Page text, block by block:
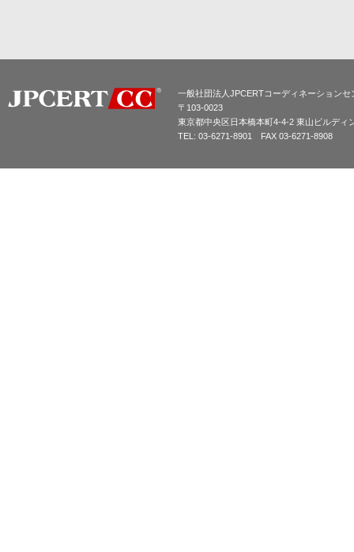
一般社団法人JPCERTコーディネーションセ
〒103-0023
東京都中央区日本橋本町4-4-2 東山ビルディ
TEL: 03-6271-8901 FAX 03-6271-8908